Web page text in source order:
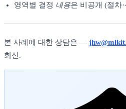
영역별 결정 내용은 비공개 (절차
본 사례에 대한 상담은 —
회신.